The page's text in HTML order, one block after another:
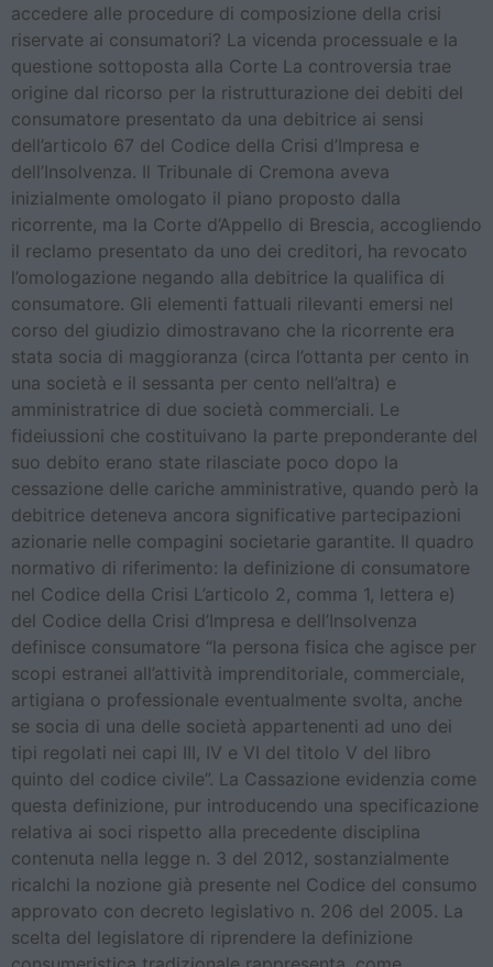
accedere alle procedure di composizione della crisi
riservate ai consumatori? La vicenda processuale e la
questione sottoposta alla Corte La controversia trae
origine dal ricorso per la ristrutturazione dei debiti del
consumatore presentato da una debitrice ai sensi
dell’articolo 67 del Codice della Crisi d’Impresa e
dell’Insolvenza. Il Tribunale di Cremona aveva
inizialmente omologato il piano proposto dalla
ricorrente, ma la Corte d’Appello di Brescia, accogliendo
il reclamo presentato da uno dei creditori, ha revocato
l’omologazione negando alla debitrice la qualifica di
consumatore. Gli elementi fattuali rilevanti emersi nel
corso del giudizio dimostravano che la ricorrente era
stata socia di maggioranza (circa l’ottanta per cento in
una società e il sessanta per cento nell’altra) e
amministratrice di due società commerciali. Le
fideiussioni che costituivano la parte preponderante del
suo debito erano state rilasciate poco dopo la
cessazione delle cariche amministrative, quando però la
debitrice deteneva ancora significative partecipazioni
azionarie nelle compagini societarie garantite. Il quadro
normativo di riferimento: la definizione di consumatore
nel Codice della Crisi L’articolo 2, comma 1, lettera e)
del Codice della Crisi d’Impresa e dell’Insolvenza
definisce consumatore “la persona fisica che agisce per
scopi estranei all’attività imprenditoriale, commerciale,
artigiana o professionale eventualmente svolta, anche
se socia di una delle società appartenenti ad uno dei
tipi regolati nei capi III, IV e VI del titolo V del libro
quinto del codice civile”. La Cassazione evidenzia come
questa definizione, pur introducendo una specificazione
relativa ai soci rispetto alla precedente disciplina
contenuta nella legge n. 3 del 2012, sostanzialmente
ricalchi la nozione già presente nel Codice del consumo
approvato con decreto legislativo n. 206 del 2005. La
scelta del legislatore di riprendere la definizione